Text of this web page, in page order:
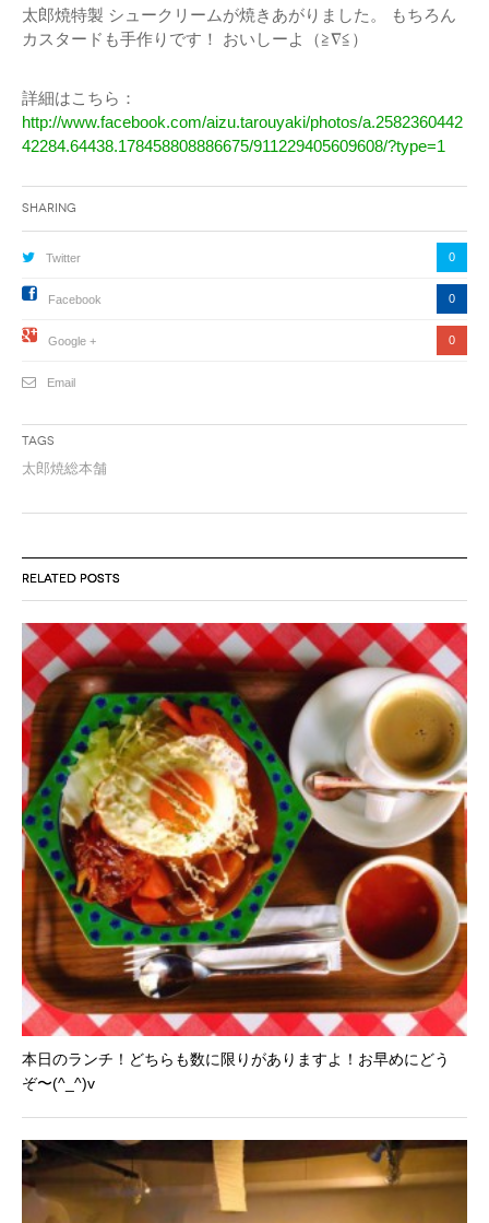
太郎焼特製 シュークリームが焼きあがりました。 もちろん
カスタードも手作りです！ おいしーよ（≧∇≦）
詳細はこちら：
http://www.facebook.com/aizu.tarouyaki/photos/a.2582360442
42284.64438.178458808886675/911229405609608/?type=1
Sharing
Twitter 0
Facebook 0
Google + 0
Email
Tags
太郎焼総本舗
RELATED POSTS
本日のランチ！どちらも数に限りがありますよ！お早めにどう
ぞ〜(^_^)v